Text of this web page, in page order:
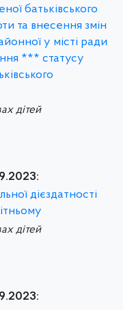
батьківського
та внесення змін
у місті ради
*** статусу
дітей
дієздатності
дітей